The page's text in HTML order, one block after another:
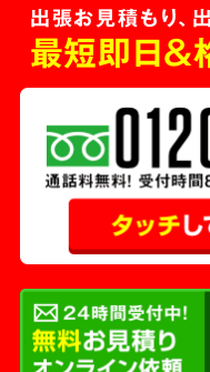
出張お見積もり
最短即日＆